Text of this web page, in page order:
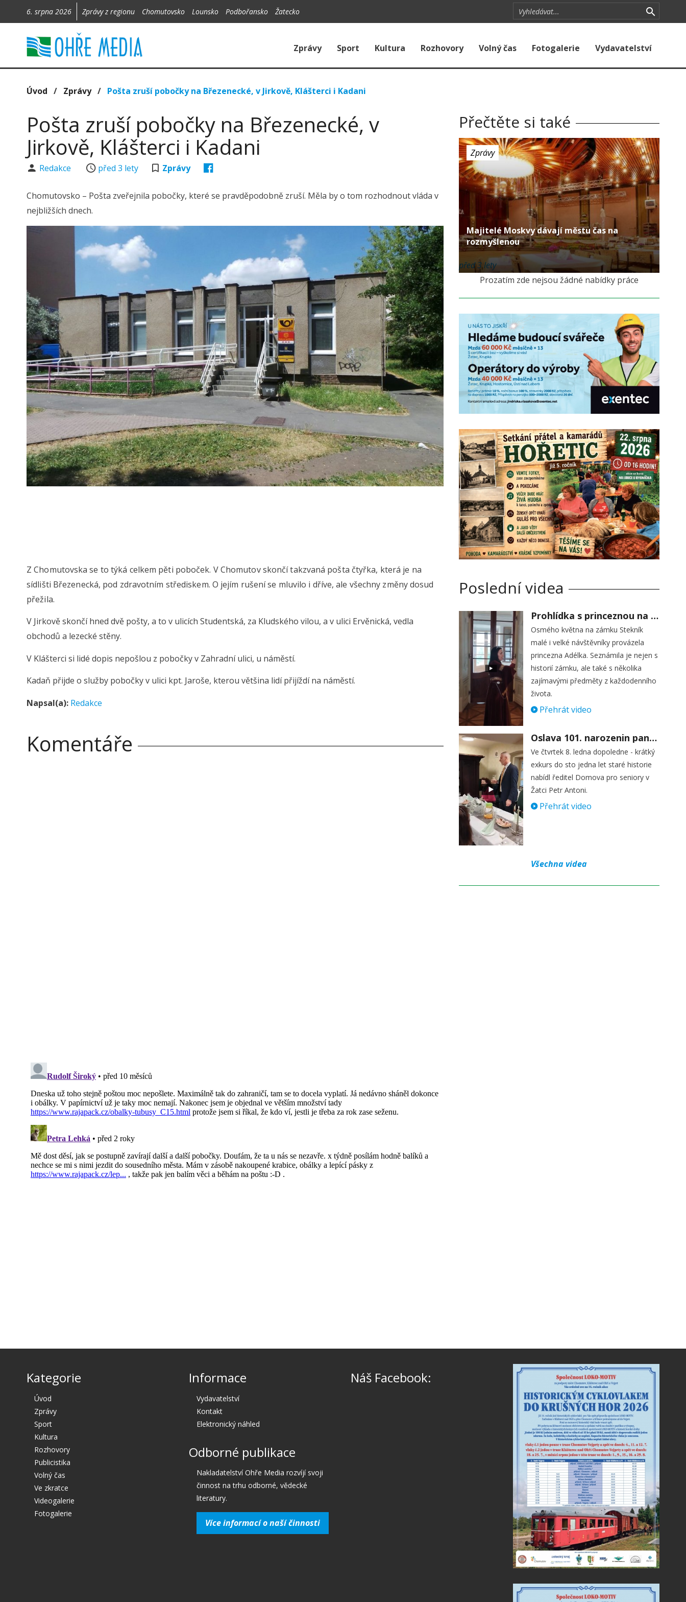
6. srpna 2026 Zprávy z regionu Chomutovsko Lounsko Podbořansko Žatecko
Zprávy Sport Kultura Rozhovory Volný čas Fotogalerie Vydavatelství
Úvod / Zprávy/ Pošta zruší pobočky na Březenecké, v Jirkově, Klášterci i Kadani
Pošta zruší pobočky na Březenecké, v
Jirkově, Klášterci i Kadani
Redakce před 3 lety Zprávy
Chomutovsko – Pošta zveřejnila pobočky, které se pravděpodobně zruší. Měla by o tom rozhodnout vláda v
nejbližších dnech.
Z Chomutovska se to týká celkem pěti poboček. V Chomutov skončí takzvaná pošta čtyřka, která je na
sídlišti Březenecká, pod zdravotním střediskem. O jejím rušení se mluvilo i dříve, ale všechny změny dosud
přežila.
V Jirkově skončí hned dvě pošty, a to v ulicích Studentská, za Kludského vilou, a v ulici Ervěnická, vedla
obchodů a lezecké stěny.
V Klášterci si lidé dopis nepošlou z pobočky v Zahradní ulici, u náměstí.
Kadaň přijde o služby pobočky v ulici kpt. Jaroše, kterou většina lidí přijíždí na náměstí.
Napsal(a): Redakce
Komentáře
Přečtěte si také
Zprávy
Majitelé Moskvy dávají městu čas na
rozmyšlenou
před 3 lety
Prozatím zde nejsou žádné nabídky práce
Poslední videa
Prohlídka s princeznou na zámku Stekník
Osmého května na zámku Stekník
malé i velké návštěvníky provázela
princezna Adélka. Seznámila je nejen s
historií zámku, ale také s několika
zajímavými předměty z každodenního
života.
Přehrát video
Oslava 101. narozenin paní Věry Skořepové
Ve čtvrtek 8. ledna dopoledne - krátký
exkurs do sto jedna let staré historie
nabídl ředitel Domova pro seniory v
Žatci Petr Antoni.
Přehrát video
Všechna videa
Kategorie
Úvod
Zprávy
Sport
Kultura
Rozhovory
Publicistika
Volný čas
Ve zkratce
Videogalerie
Fotogalerie
Informace
Vydavatelství
Kontakt
Elektronický náhled
Odborné publikace
Nakladatelství Ohře Media rozvíjí svoji
činnost na trhu odborné, vědecké
literatury.
Více informací o naší činnosti
Náš Facebook: